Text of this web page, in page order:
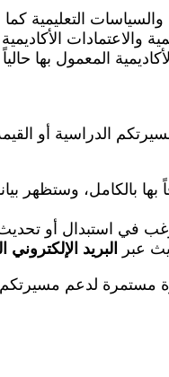
والسياسات التعليمية
الأكاديمية
المعمول بها حالياً
الدراسية أو القيمة
بالكامل، وستظهر
في استبدال أو تحديث
عبر البريد
مستمرة لدعم مسيرتكم